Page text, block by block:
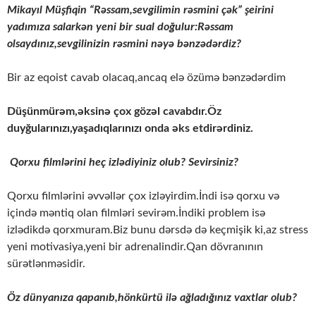
Mikayıl Müşfiqin “Rəssam,sevgilimin rəsmini çək” şeirini
yadımıza salarkən yeni bir sual doğulur:Rəssam
olsaydınız,sevgilinizin rəsmini nəyə bənzədərdiz?
Bir az eqoist cavab olacaq,ancaq elə özümə bənzədərdim
Düşünmürəm,əksinə çox gözəl cavabdır.Öz
duyğularınızı,yaşadıqlarınızı onda əks etdirərdiniz.
Qorxu filmlərini heç izlədiyiniz olub? Sevirsiniz?
Qorxu filmlərini əvvəllər çox izləyirdim.İndi isə qorxu və
içində məntiq olan filmləri sevirəm.İndiki problem isə
izlədikdə qorxmuram.Biz bunu dərsdə də keçmişik ki,az stress
yeni motivasiya,yeni bir adrenalindir.Qan dövranının
sürətlənməsidir.
Öz dünyanıza qapanıb,hönkürtü ilə ağladığınız vaxtlar olub?